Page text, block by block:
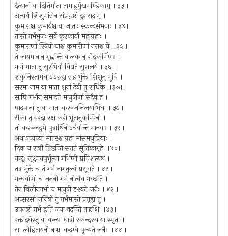
दैत्यानां या दितिर्माता तामाहुर्मुखमण्डिकाम् ॥३३॥
अत्यर्थं शिशुमांसेन संप्रहृष्टां दुरासदाम् ।
कुमाराश्च कुमार्यश्च या जाताः स्कन्दसंभवाः ॥३४॥
तास्ते गर्भभुजः सर्वे क्रूरकार्या महाग्रहाः ।
कुमाराणां स्त्रियो याश्च कुमारीणां नराश्च ये ॥३५॥
ते जायमानान् गृह्णन्ति बालकान् रौद्रकर्मिणः ।
गवां माता तु सुरभिर्या विद्यते सुरालये ॥३६॥
शकुनिस्तामथाऽऽरुह्य सह भुंक्ते शिशून् भुवि ।
सरमा नाम या माता शुनां देवी तु राधिके ॥३७॥
सापि गर्भान् समादत्ते मानुषीणां सदैव ह ।
पादपानां तु या माता करञ्जनिलयाभिधा ॥३८॥
सैका तु वरदा रक्षाकरी भूतानुकम्पिनी ।
तां करञ्जद्रुमे पुत्रार्थिनोऽर्चयन्ति मानवाः ॥३९॥
अथाऽप्यन्या मातरश्च ग्रहा मांसमधुप्रियाः ।
दिवा च रात्रौ तिष्ठन्ति सततं सूतिकागृहे ॥४०॥
कद्रूः सूक्ष्मवपुर्भूत्वा गर्भिणीं प्रविशत्यथ ।
तत्र भुंक्ते च तं गर्भं नागतुल्यं प्रसूयते ॥४१॥
गन्धर्वाणां च जननी गर्भं नीत्वैव गच्छति ।
तेन विलीनगर्भा च मानुषी दृश्यते जनैः ॥४२॥
अप्सरसां जनित्री तु गर्भमास्ते प्रगृह्य तु ।
उपनष्टो गर्भ इति जना वदन्ति तादृशि ॥४३॥
रक्तोदधेस्तु या कन्या धात्री स्कन्दस्य या स्मृता ।
सा लोहितायनी नाम्ना कदम्बे पूज्यते जनैः ॥४४॥